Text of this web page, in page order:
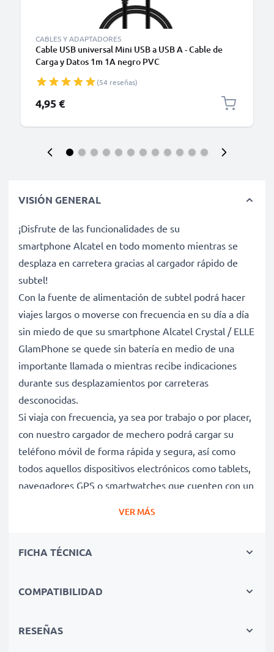
CABLES Y ADAPTADORES
Cable USB universal Mini USB a USB A - Cable de
Carga y Datos 1m 1A negro PVC
(54 reseñas)
4,95 €
VISIÓN GENERAL
¡Disfrute de las funcionalidades de su
smartphone Alcatel en todo momento mientras se
desplaza en carretera gracias al cargador rápido de
subtel!
Con la fuente de alimentación de subtel podrá hacer
viajes largos o moverse con frecuencia en su día a día
sin miedo de que su smartphone Alcatel Crystal / ELLE
GlamPhone se quede sin batería en medio de una
importante llamada o mientras recibe indicaciones
durante sus desplazamientos por carreteras
desconocidas.
Si viaja con frecuencia, ya sea por trabajo o por placer,
con nuestro cargador de mechero podrá cargar su
teléfono móvil de forma rápida y segura, así como
todos aquellos dispositivos electrónicos como tablets,
navegadores GPS o smartwatches que cuenten con un
garantizan una carga segura de su dispositivo y una
Alcatel.
Carga rápida y cuidadosa de su teléfono móvil
VER MÁS
FICHA TÉCNICA
COMPATIBILIDAD
RESEÑAS